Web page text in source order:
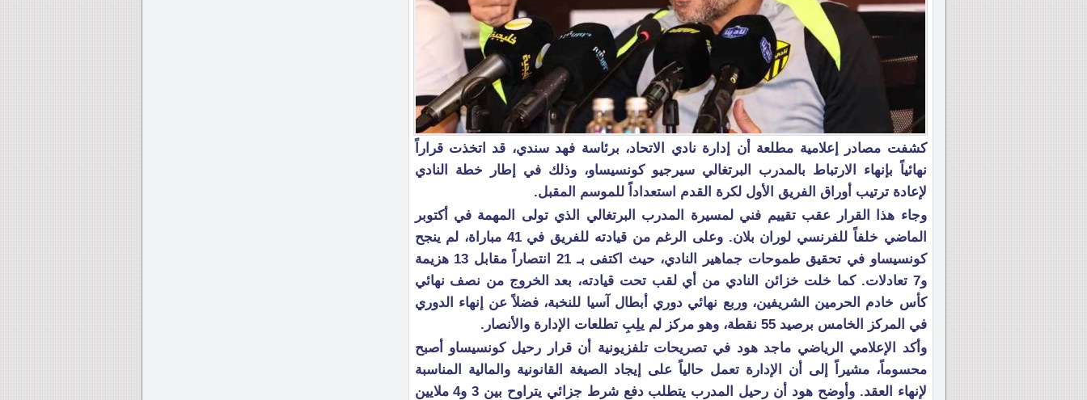
كشفت مصادر إعلامية مطلعة أن إدارة نادي الاتحاد، برئاسة فهد سندي، قد اتخذت قراراً
نهائياً بإنهاء الارتباط بالمدرب البرتغالي سيرجيو كونسيساو، وذلك في إطار خطة النادي
لإعادة ترتيب أوراق الفريق الأول لكرة القدم استعداداً للموسم المقبل.
وجاء هذا القرار عقب تقييم فني لمسيرة المدرب البرتغالي الذي تولى المهمة في أكتوبر
الماضي خلفاً للفرنسي لوران بلان. وعلى الرغم من قيادته للفريق في 41 مباراة، لم ينجح
كونسيساو في تحقيق طموحات جماهير النادي، حيث اكتفى بـ 21 انتصاراً مقابل 13 هزيمة
و7 تعادلات. كما خلت خزائن النادي من أي لقب تحت قيادته، بعد الخروج من نصف نهائي
كأس خادم الحرمين الشريفين، وربع نهائي دوري أبطال آسيا للنخبة، فضلاً عن إنهاء الدوري
في المركز الخامس برصيد 55 نقطة، وهو مركز لم يلِبِ تطلعات الإدارة والأنصار.
وأكد الإعلامي الرياضي ماجد هود في تصريحات تلفزيونية أن قرار رحيل كونسيساو أصبح
محسوماً، مشيراً إلى أن الإدارة تعمل حالياً على إيجاد الصيغة القانونية والمالية المناسبة
لإنهاء العقد. وأوضح هود أن رحيل المدرب يتطلب دفع شرط جزائي يتراوح بين 3 و4 ملايين